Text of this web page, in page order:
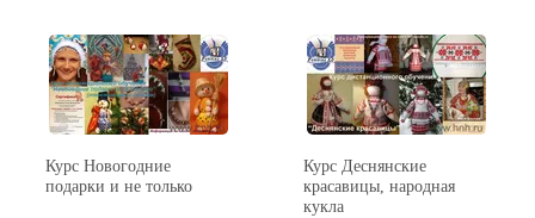
Курс Новогодние
подарки и не только
Курс Деснянские
красавицы, народная
кукла